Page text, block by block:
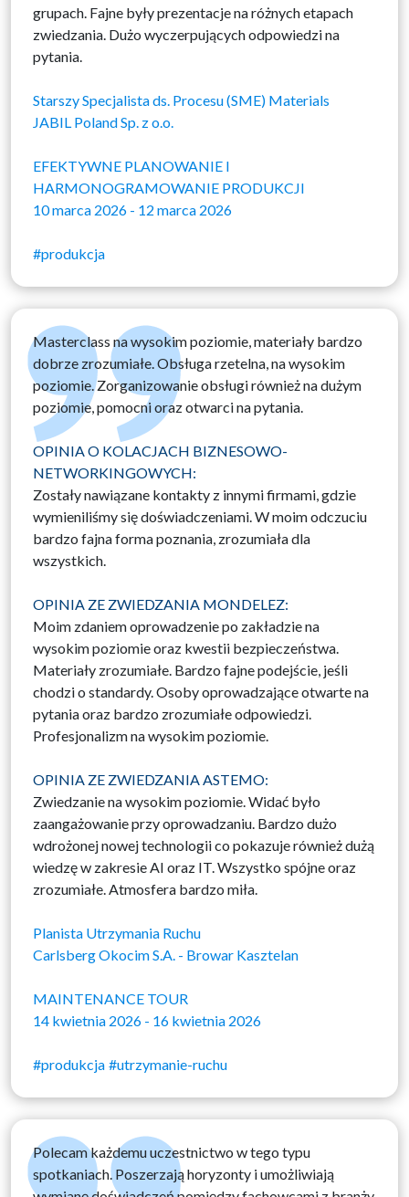
grupach. Fajne były prezentacje na różnych etapach
zwiedzania. Dużo wyczerpujących odpowiedzi na
pytania.
Starszy Specjalista ds. Procesu (SME) Materials
JABIL Poland Sp. z o.o.
EFEKTYWNE PLANOWANIE I
HARMONOGRAMOWANIE PRODUKCJI
10 marca 2026 - 12 marca 2026
#produkcja
Masterclass na wysokim poziomie, materiały bardzo
dobrze zrozumiałe. Obsługa rzetelna, na wysokim
poziomie. Zorganizowanie obsługi również na dużym
poziomie, pomocni oraz otwarci na pytania.
OPINIA O KOLACJACH BIZNESOWO-
NETWORKINGOWYCH:
Zostały nawiązane kontakty z innymi firmami, gdzie
wymieniliśmy się doświadczeniami. W moim odczuciu
bardzo fajna forma poznania, zrozumiała dla
wszystkich.
OPINIA ZE ZWIEDZANIA MONDELEZ:
Moim zdaniem oprowadzenie po zakładzie na
wysokim poziomie oraz kwestii bezpieczeństwa.
Materiały zrozumiałe. Bardzo fajne podejście, jeśli
chodzi o standardy. Osoby oprowadzające otwarte na
pytania oraz bardzo zrozumiałe odpowiedzi.
Profesjonalizm na wysokim poziomie.
OPINIA ZE ZWIEDZANIA ASTEMO:
Zwiedzanie na wysokim poziomie. Widać było
zaangażowanie przy oprowadzaniu. Bardzo dużo
wdrożonej nowej technologii co pokazuje również dużą
wiedzę w zakresie AI oraz IT. Wszystko spójne oraz
zrozumiałe. Atmosfera bardzo miła.
Planista Utrzymania Ruchu
Carlsberg Okocim S.A. - Browar Kasztelan
MAINTENANCE TOUR
14 kwietnia 2026 - 16 kwietnia 2026
#produkcja #utrzymanie-ruchu
Polecam każdemu uczestnictwo w tego typu
spotkaniach. Poszerzają horyzonty i umożliwiają